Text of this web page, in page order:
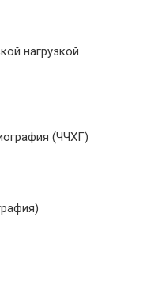
нагрузкой
(ЧЧХГ)